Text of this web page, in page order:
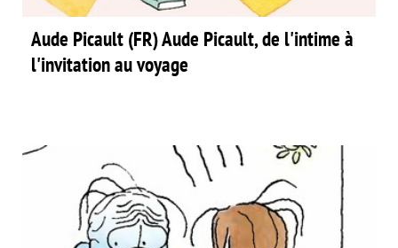
Aude Picault (FR) Aude Picault, de l'intime à
l'invitation au voyage